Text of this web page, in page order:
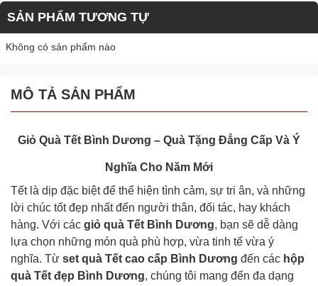
SẢN PHẨM TƯƠNG TỰ
Không có sản phẩm nào
MÔ TẢ SẢN PHẨM
Giỏ Quà Tết Bình Dương – Quà Tặng Đẳng Cấp Và Ý
Nghĩa Cho Năm Mới
Tết là dịp đặc biệt để thể hiện tình cảm, sự tri ân, và những
lời chúc tốt đẹp nhất đến người thân, đối tác, hay khách
hàng. Với các giỏ quà Tết Bình Dương, bạn sẽ dễ dàng
lựa chọn những món quà phù hợp, vừa tinh tế vừa ý
nghĩa. Từ set quà Tết cao cấp Bình Dương đến các hộp
quà Tết đẹp Bình Dương, chúng tôi mang đến đa dạng